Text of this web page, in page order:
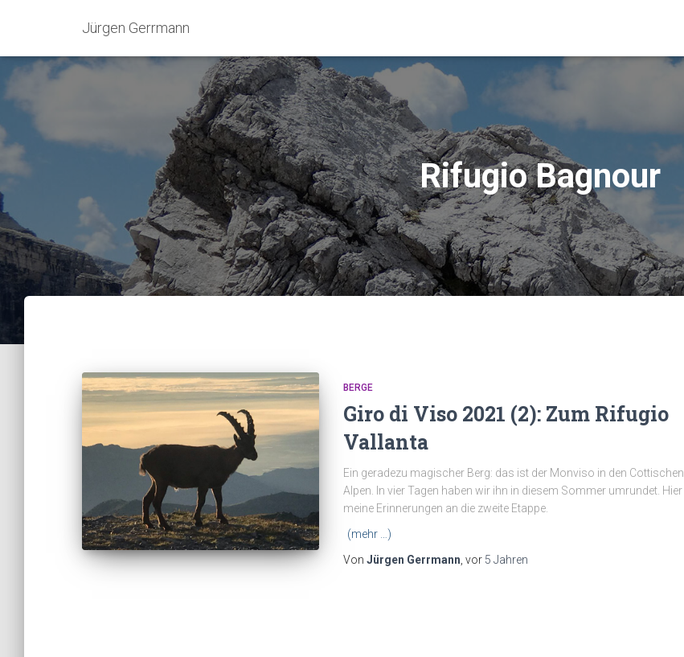
Jürgen Gerrmann
Rifugio Bagnour
BERGE
Giro di Viso 2021 (2): Zum Rifugio
Vallanta
Ein geradezu magischer Berg: das ist der Monviso in den Cottischen
Alpen. In vier Tagen haben wir ihn in diesem Sommer umrundet. Hier
meine Erinnerungen an die zweite Etappe.
(mehr …)
Von Jürgen Gerrmann , vor 5 Jahren